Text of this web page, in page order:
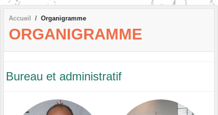
Accueil Organigramme
ORGANIGRAMME
Bureau et administratif